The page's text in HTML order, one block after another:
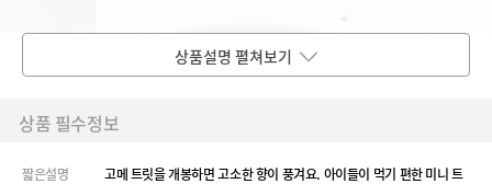
상품설명 펼쳐보기
상품 필수정보
짧은설명
고메 트릿을 개봉하면 고소한 향이 풍겨요. 아이들이 먹기 편한 미니 트